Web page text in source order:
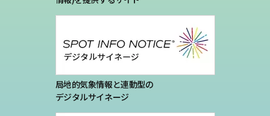
局地的気象情報と連動型の
デジタルサイネージ